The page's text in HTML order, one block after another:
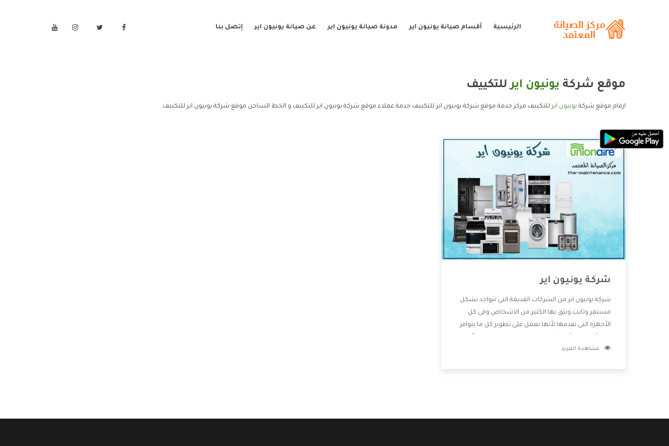
الرئيسية أقسام صيانة يونيون اير مدونة صيانة يونيون اير عن صيانة يونيون اير إتصل بنا
موقع شركة يونيون ايرللتكييف
ارقام موقع شركة يونيون ايرللتكييف مركز خدمة موقع شركة يونيون اير للتكييف خدمة عملاء موقع شركة يونيون اير للتكييف و الخط الساخن موقع شركة يونيون اير للتكييف.
شركة يونيون اير
شركة يونيون اير من الشركات القديمة التى تتواجد بشكل
مستمر وثابت ويثق بها الكثير من الاشخاص وفى كل
الأجهزة التى تقدمها لأنها تعمل على تطوير كل ما يتوافر
خدمات ما بعد البيع مع المنتجات وتقدم للعملاء أقوى
مشاهدة المزيد